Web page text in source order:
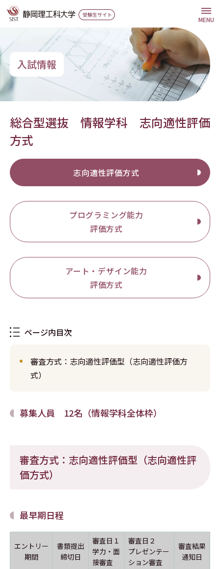
グ
バ
ル
ナ
ビ
ゲ
本ロ
ル
ナ
ビ
ゲ
ー
フ
ー
へ
MENU
入試情報
総合型選抜 情報学科 志向適性評価
方式
志向適性評価方式
プログラミング能力
評価方式
アート・デザイン能力
評価方式
ページ内目次
審査方式：志向適性評価型（志向適性評価方
式）
募集人員 12名（情報学科全体枠）
審査方式：志向適性評価型（志向適性評
価方式）
最早期日程
エントリー
期間
書類提出
締切日
審査日１
学力・面
接審査
審査日２
プレゼンテー
ション審査
審査結果
通知日